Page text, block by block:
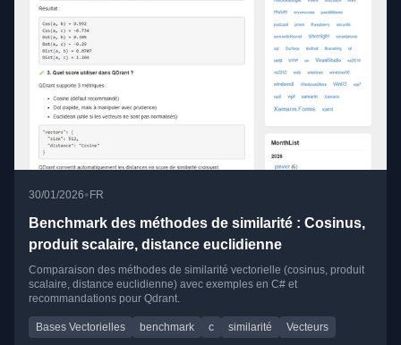
30/01/2026• FR
Benchmark des méthodes de similarité : Cosinus,
produit scalaire, distance euclidienne
Comparaison des méthodes de similarité vectorielle (cosinus, produit
scalaire, distance euclidienne) avec exemples en C# et
recommandations pour Qdrant.
Bases Vectorielles benchmark c similarité Vecteurs